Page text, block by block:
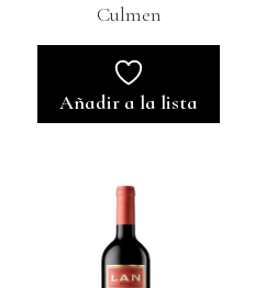
Culmen
Añadir a la lista